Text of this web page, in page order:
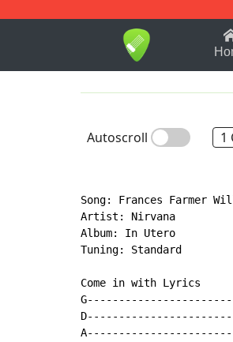
1-9 B
Autoscroll 1
Song: Frances Farmer
Artist: Nirvana
Album: In Utero
Tuning: Standard
Come in with Lyrics